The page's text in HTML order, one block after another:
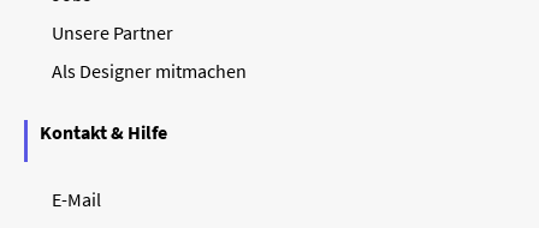
Unsere Partner
Als Designer mitmachen
Kontakt & Hilfe
E-Mail